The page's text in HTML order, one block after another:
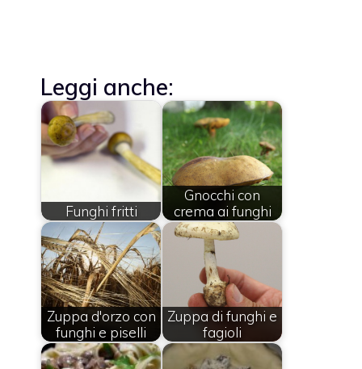
Leggi anche:
Funghi fritti
Gnocchi con
crema ai funghi
Zuppa d'orzo con
funghi e piselli
Zuppa di funghi e
fagioli